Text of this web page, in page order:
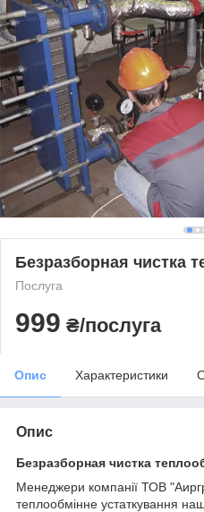
Безразборная чистка
Послуга
999 ₴/послуга
Опис Характеристики
Опис
Безразборная чистка
Менеджери компанії ТОВ
теплообмінне устаткування